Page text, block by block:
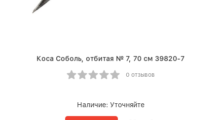
Коса Соболь, отбитая № 7, 70 см 39820-7
0 отзывов
Наличие: Уточняйте